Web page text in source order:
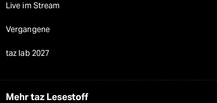
Live im Stream
Vergangene
taz lab 2027
Mehr taz Lesestoff